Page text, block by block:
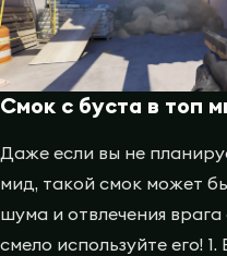
Смок с буста в топ
Даже если вы не
мид, такой смок может
шума и отвлечения
смело используйте его!